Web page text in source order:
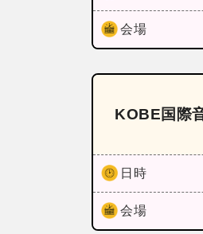
会場
KOBE国際
日時
会場